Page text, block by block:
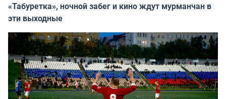
«Табуретка», ночной забег и кино ждут мурманчан в
эти выходные